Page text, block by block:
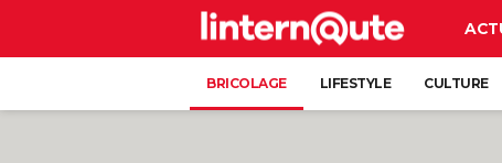
BRICOLAGE LIFESTYLE CULTURE